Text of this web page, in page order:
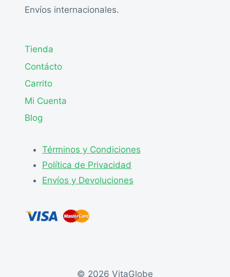
Envíos internacionales.
Tienda
Contácto
Carrito
Mi Cuenta
Blog
Términos y Condiciones
Política de Privacidad
Envíos y Devoluciones
© 2026 VitaGlobe